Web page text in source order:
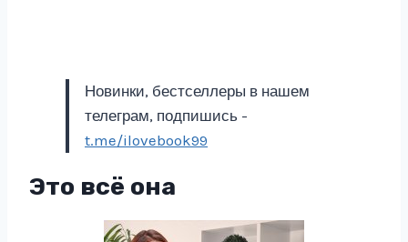
Новинки, бестселлеры в нашем
телеграм, подпишись -
t.me/ilovebook99
Это всё она